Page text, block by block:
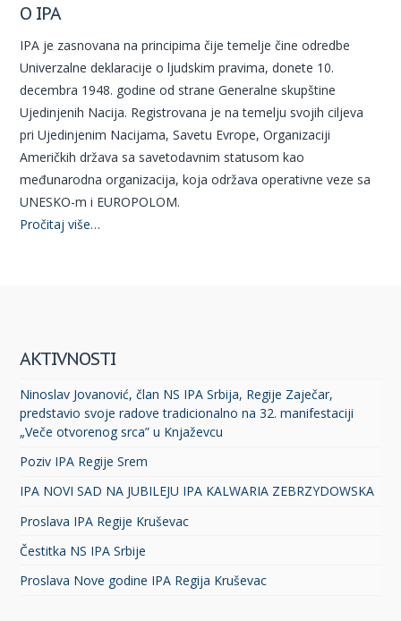
O IPA
IPA je zasnovana na principima čije temelje čine odredbe
Univerzalne deklaracije o ljudskim pravima, donete 10.
decembra 1948. godine od strane Generalne skupštine
Ujedinjenih Nacija. Registrovana je na temelju svojih ciljeva
pri Ujedinjenim Nacijama, Savetu Evrope, Organizaciji
Američkih država sa savetodavnim statusom kao
međunarodna organizacija, koja održava operativne veze sa
UNESKO-m i EUROPOLOM.
Pročitaj više…
AKTIVNOSTI
Ninoslav Jovanović, član NS IPA Srbija, Regije Zaječar,
predstavio svoje radove tradicionalno na 32. manifestaciji
„Veče otvorenog srca” u Knjaževcu
Poziv IPA Regije Srem
IPA NOVI SAD NA JUBILEJU IPA KALWARIA ZEBRZYDOWSKA
Proslava IPA Regije Kruševac
Čestitka NS IPA Srbije
Proslava Nove godine IPA Regija Kruševac